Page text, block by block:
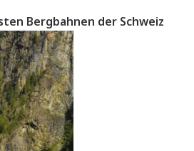
Bergbahnen der Schweiz